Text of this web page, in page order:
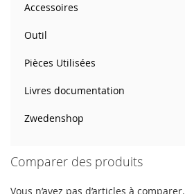
Accessoires
Outil
Pièces Utilisées
Livres documentation
Zwedenshop
Comparer des produits
Vous n’avez pas d’articles à comparer.